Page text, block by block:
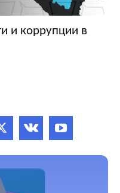
и коррупции в